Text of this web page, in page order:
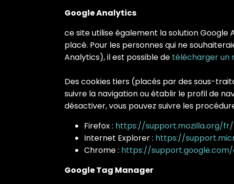
Google Analytics
ce site utilise également la solution Google
placé. Pour les personnes qui ne
Analytics), il est possible de télécharger un
Des cookies tiers (placés par des sous-
suivre la navigation ou établir le profil de
désactiver, vous pouvez suivre les
Firefox : https://support.mozilla.org/
Internet Explorer : https://
Chrome : https://
Google Tag Manager